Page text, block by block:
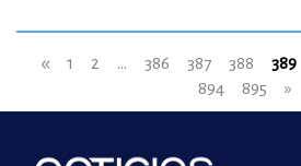
« 1 2 ... 386 387 388 389
894
895 »